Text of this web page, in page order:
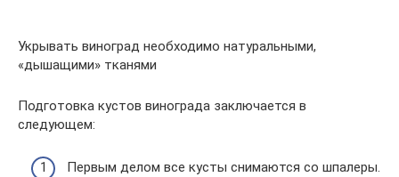
Укрывать виноград необходимо натуральными,
«дышащими» тканями
Подготовка кустов винограда заключается в
следующем:
Первым делом все кусты снимаются со шпалеры.